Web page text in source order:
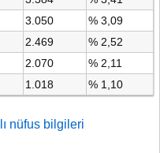
3.050
% 3,09
2.469
% 2,52
2.070
% 2,11
1.018 % 1,10
nüfus bilgileri